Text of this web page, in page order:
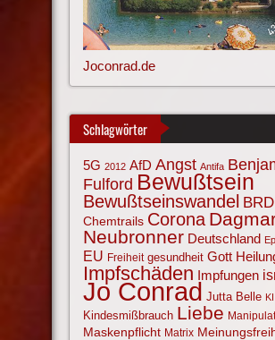
Joconrad.de
Schlagwörter
5G 2012 AfD Angst Antifa
Fulford Bewußtsein
Bewußtseinswandel BRD
Chemtrails Corona
Neubronner Deutschland
EU Freiheit gesundheit Gott
Impfschäden Impfungen
Jo Conrad Jutta Belle KI
Kindesmißbrauch Liebe
Maskenpflicht Matrix